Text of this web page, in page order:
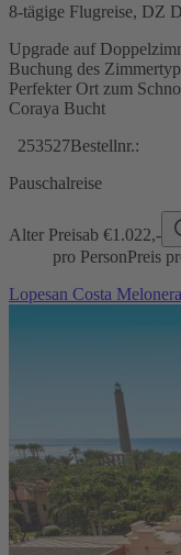
8-tägige Flugreise, DZ
Upgrade auf
Buchung des
Perfekter Ort zum
Coraya Bucht
253527Bestellnr.:
Pauschalreise
Alter Preisab €1.022,-
pro PersonPreis
Lopesan Costa